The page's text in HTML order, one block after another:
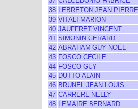
38 LEBRETON JEAN PIERRE
39 VITALI MARION
40 JAUFFRET VINCENT
41 SIMONIN GERARD
42 ABRAHAM GUY NOËL
43 FOSCO CECILE
44 FOSCO GUY
45 DUTTO ALAIN
46 BRUNEL JEAN LOUIS
47 CARRERE NELLY
48 LEMAIRE BERNARD